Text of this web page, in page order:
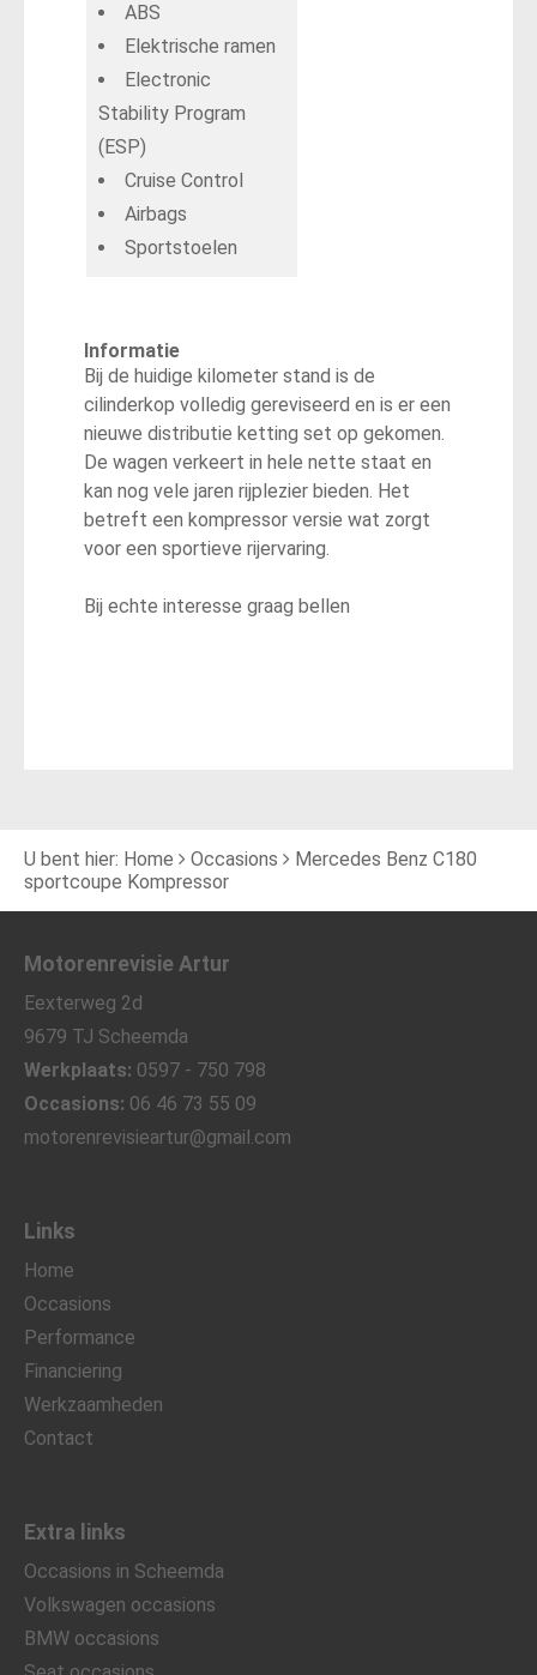
ABS
Elektrische ramen
Electronic
Stability Program
(ESP)
Cruise Control
Airbags
Sportstoelen
Informatie
Bij de huidige kilometer stand is de
cilinderkop volledig gereviseerd en is er een
nieuwe distributie ketting set op gekomen.
De wagen verkeert in hele nette staat en
kan nog vele jaren rijplezier bieden. Het
betreft een kompressor versie wat zorgt
voor een sportieve rijervaring.
Bij echte interesse graag bellen
U bent hier: Home Occasions
Mercedes Benz C180
sportcoupe Kompressor
Motorenrevisie Artur
Eexterweg 2d
9679 TJ Scheemda
Werkplaats: 0597 - 750 798
Occasions: 06 46 73 55 09
motorenrevisieartur@gmail.com
Links
Home
Occasions
Performance
Financiering
Werkzaamheden
Contact
Extra links
Occasions in Scheemda
Volkswagen occasions
BMW occasions